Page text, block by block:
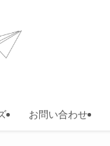
お問い合わせ